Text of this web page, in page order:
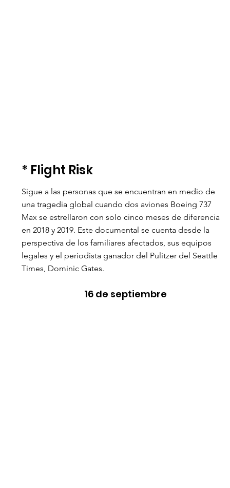
* Flight Risk
Sigue a las personas que se encuentran en medio de
una tragedia global cuando dos aviones Boeing 737
Max se estrellaron con solo cinco meses de diferencia
en 2018 y 2019. Este documental se cuenta desde la
perspectiva de los familiares afectados, sus equipos
legales y el periodista ganador del Pulitzer del Seattle
Times, Dominic Gates.
16 de septiembre